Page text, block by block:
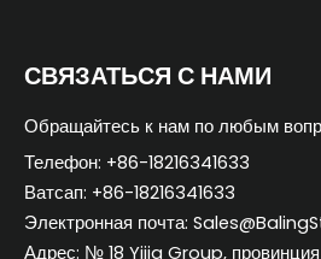
СВЯЗАТЬСЯ С НАМИ
Обращайтесь к нам по любым
Телефон: +86-18216341633
Ватсап: +86-18216341633
Электронная почта:
Адрес: № 18 Yijia Group,